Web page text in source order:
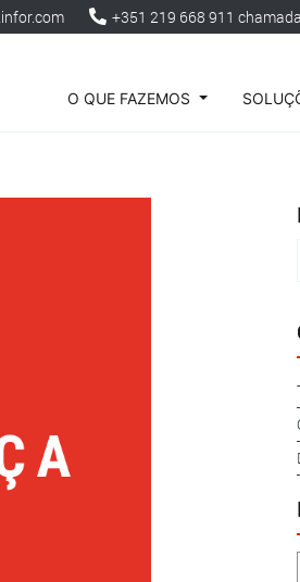
+351 219 668 911
O QUE FAZEMOS